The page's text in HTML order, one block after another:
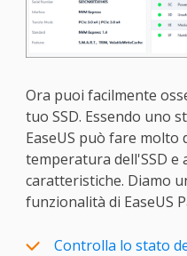
Ora puoi facilmente
tuo SSD. Essendo uno
EaseUS può fare molto
temperatura dell'SSD e
caratteristiche. Diamo
funzionalità di EaseUS
Controlla lo stato